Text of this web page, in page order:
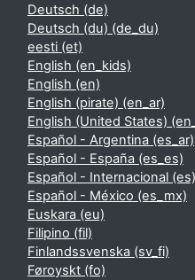
Deutsch ‎(de)‎
Deutsch (du) ‎(de_du)‎
eesti ‎(et)‎
English ‎(en_kids)‎
English ‎(en)‎
English (pirate) ‎(en_ar)‎
English (United States)
Español - Argentina ‎(es_ar)‎
Español - España ‎(es_es)‎
Español - Internacional ‎(es)‎
Español - México ‎(es_mx)‎
Euskara ‎(eu)‎
Filipino ‎(fil)‎
Finlandssvenska ‎(sv_fi)‎
Føroyskt ‎(fo)‎